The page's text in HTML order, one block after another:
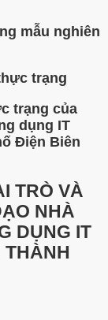
mẫu nghiên
trạng
trạng của
dụng IT
Điện Biên
TRÒ VÀ
NHÀ
DỤNG IT